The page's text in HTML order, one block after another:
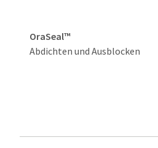
OraSeal™
Abdichten und Ausblocken